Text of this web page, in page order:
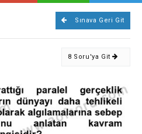
Sınava Geri Git
8 Soru'ya Git